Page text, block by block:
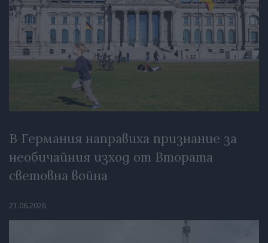
В Германия направиха признание за
необичайния изход от Втората
световна война
21.06.2026